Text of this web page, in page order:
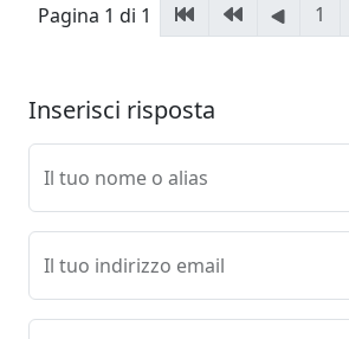
Pagina 1 di 1 1
Inserisci risposta
Il tuo nome o alias
Il tuo indirizzo email